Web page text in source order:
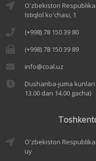
O'zbekiston
Istiqlol ko'chasi, 1
(+998) 78 150 39 80
(+998) 78 150 39 89
info@coal.uz
Dushanba-juma
13.00 dan 14.00 gacha)
O'zbekiston
uy